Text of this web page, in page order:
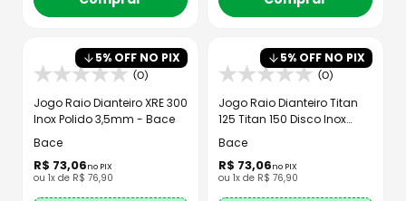
5% OFF NO PIX
(0)
Jogo Raio Dianteiro XRE 300
Inox Polido 3,5mm - Bace
Bace
R$ 73,06no PIX
ou 1x de R$ 76,90
5% OFF NO PIX
(0)
Jogo Raio Dianteiro Titan
125 Titan 150 Disco Inox
3,5mm
Bace
R$ 73,06no PIX
ou 1x de R$ 76,90